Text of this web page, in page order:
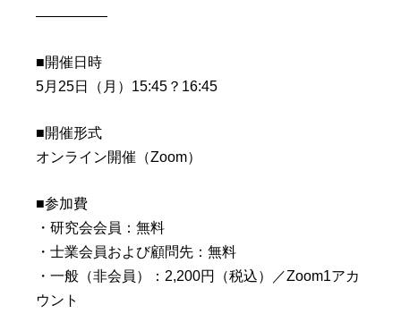
—————
■開催日時
5月25日（月）15:45？16:45
■開催形式
オンライン開催（Zoom）
■参加費
・研究会会員：無料
・士業会員および顧問先：無料
・一般（非会員）：2,200円（税込）／Zoom1アカ
ウント